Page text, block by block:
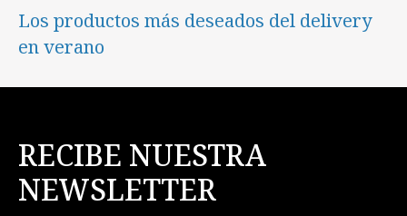
Los productos más deseados del delivery
en verano
RECIBE NUESTRA
NEWSLETTER